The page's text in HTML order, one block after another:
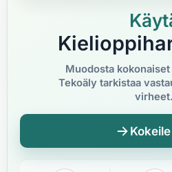
Muodosta
Tekoäly tarkistaa
virheet.